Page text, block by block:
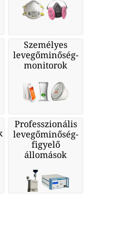
Személyes
levegőminőség-
monitorok
Professzionális
levegőminőség-
figyelő
állomások